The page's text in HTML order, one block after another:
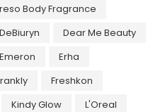
Body Fragrance
DeBiuryn
Dear Me Beauty
Emeron
Erha
Freshkon
Kindy Glow
L'Oreal